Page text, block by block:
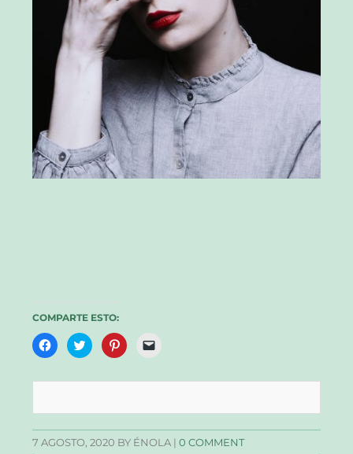
COMPARTE ESTO:
Haz
clic
en
abre
una
ventana
Haz
clic
en
abre
una
ventana
Haz
clic
en
abre
una
ventana
Haz
clic
un
correo
a
un
7 AGOSTO, 2020 BY ÉNOLA |0 COMMENT